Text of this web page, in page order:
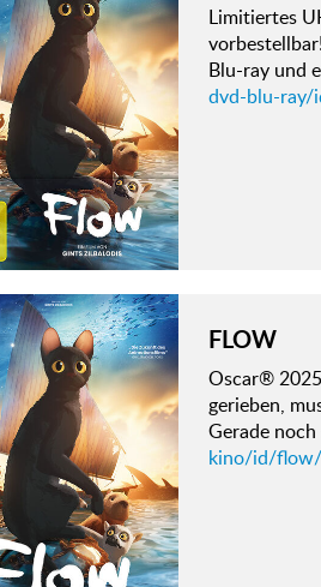
Limitiertes
Blu-ray und
dvd-blu-
FLOW
Oscar®
gerieben,
Gerade
kino/id/flow/